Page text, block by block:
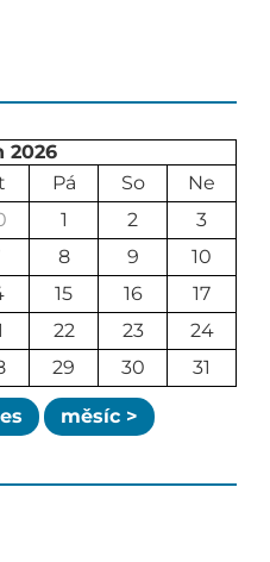
2026
Pá So
Ne
1 2
3
8 9
10
15 16
17
22 23
24
29 30 31
měsíc >